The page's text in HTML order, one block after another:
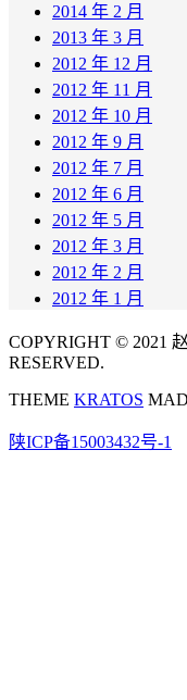
2014 年 2 月
2013 年 3 月
2012 年 12 月
2012 年 11 月
2012 年 10 月
2012 年 9 月
2012 年 7 月
2012 年 6 月
2012 年 5 月
2012 年 3 月
2012 年 2 月
2012 年 1 月
COPYRIGHT © 2021
RESERVED.
THEME KRATOS
陕ICP备15003432号-1